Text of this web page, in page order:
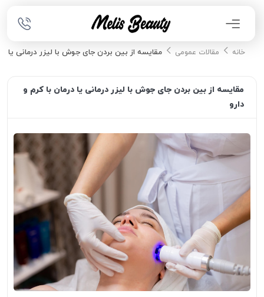
خانه مقالات عمومی مقایسه از بین بردن جای جوش با لیزر درمانی یا
مقایسه از بین بردن جای جوش با لیزر درمانی یا درمان با کرم و
دارو